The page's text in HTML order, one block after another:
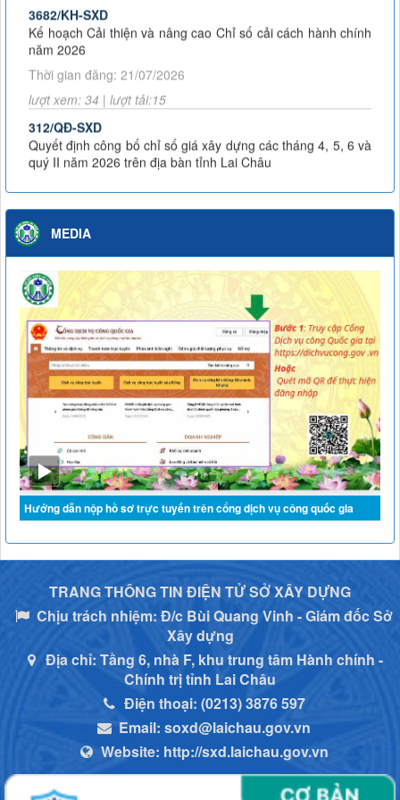
Kế hoạch Cải thiện và nâng cao Chỉ số cải cách hành chính
năm 2026
lượt xem: 34 | lượt tải:15
Quyết định công bố chỉ số giá xây dựng các tháng 4, 5, 6 và
quý II năm 2026 trên địa bàn tỉnh Lai Châu
Thời gian đăng: 04/08/2026
3453/KH-SXD
Kế hoạch Phát động đợt thi đua cao điểm thực hiện Chiến
lọc miễn phí cho người dân trên địa bàn tỉnh Lai Châu
Thời gian đăng: 07/07/2026
lượt xem: 59 | lượt tải:24
MEDIA
Hướng dẫn nộp hồ sơ trực tuyến trên cổng dịch vụ công quốc gia
TRANG THÔNG TIN ĐIỆN TỬ SỞ XÂY DỰNG
Chịu trách nhiệm: Đ/c Bùi Quang Vinh - Giám đốc Sở
Xây dựng
Địa chỉ: Tầng 6, nhà F, khu trung tâm Hành chính -
Chính trị tỉnh Lai Châu
Điện thoại: (0213) 3876 597
Email: soxd@laichau.gov.vn
Website: http://sxd.laichau.gov.vn